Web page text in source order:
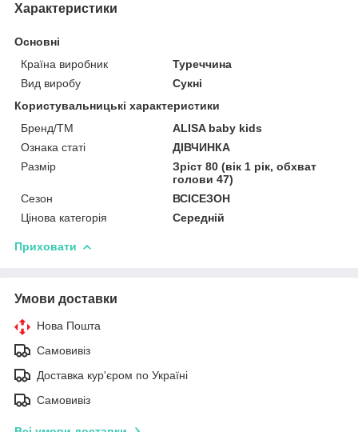
Характеристики
Основні
Країна виробник
Туреччина
Вид виробу
Сукні
Користувальницькі характеристики
Бренд/ТМ
ALISA baby kids
Ознака статі
ДІВЧИНКА
Размір
Зріст 80 (вік 1 рік, обхват
голови 47)
Сезон
ВСІСЕЗОН
Цінова категорія
Середній
Приховати
Умови доставки
Нова Пошта
Самовивіз
Доставка кур'єром по Україні
Самовивіз